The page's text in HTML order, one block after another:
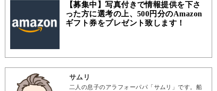
【募集中】写真付きで情報提供を下さ
った方に選考の上、500円分のAmazon
ギフト券をプレゼント致します！
サムリ
二人の息子のアラフォーパパ「サムリ」です。船